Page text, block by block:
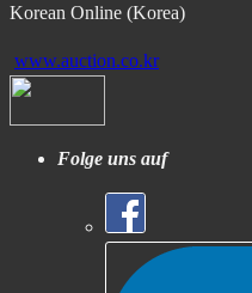
Korean Online (Korea)
www.auction.co.kr
Folge uns auf